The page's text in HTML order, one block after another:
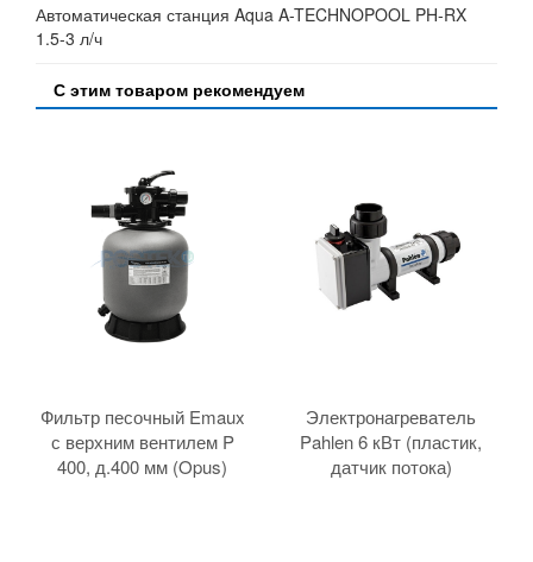
Автоматическая станция Aqua A-TECHNOPOOL PH-RX
1.5-3 л/ч
С этим товаром рекомендуем
Фильтр песочный Emaux
с верхним вентилем P
400, д.400 мм (Opus)
Электронагреватель
Pahlen 6 кВт (пластик,
датчик потока)